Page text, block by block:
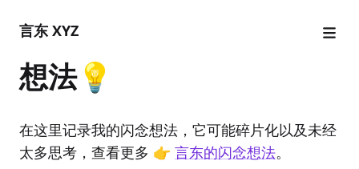
言东 XYZ
想法💡
在这里记录我的闪念想法，它可能碎片化以及未经
太多思考，查看更多 👉 言东的闪念想法。